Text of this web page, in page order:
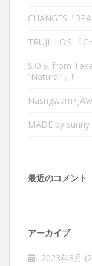
CHANGES『
TRUJILLO’S 『
S.O.S. from
“Natural”』‼︎
MADE by
最近のコメント
アーカイブ
2023年8月